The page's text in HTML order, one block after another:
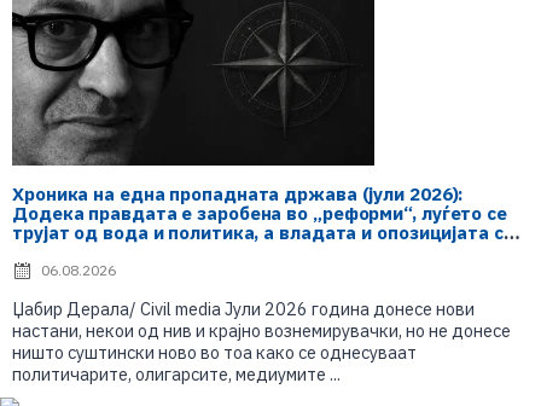
Хроника на една пропадната држава (јули 2026):
Додека правдата е заробена во „реформи“, луѓето се
трујат од вода и политика, а владата и опозицијата се
молчи пред Украина
06.08.2026
Џабир Дерала/ Civil media Јули 2026 година донесе нови
настани, некои од нив и крајно вознемирувачки, но не донесе
ништо суштински ново во тоа како се однесуваат
политичарите, олигарсите, медиумите ...